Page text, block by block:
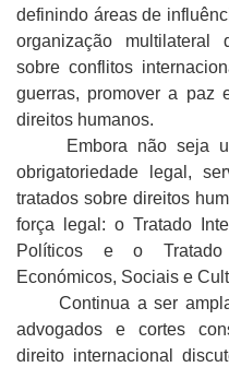
definindo áreas de
organização multilateral
sobre conflitos
guerras, promover a paz
direitos humanos.
Embora não seja um
obrigatoriedade legal,
tratados sobre direitos
força legal: o Tratado
Políticos e o Tratado
Económicos, Sociais e
Continua a ser
advogados e cortes
direito internacional